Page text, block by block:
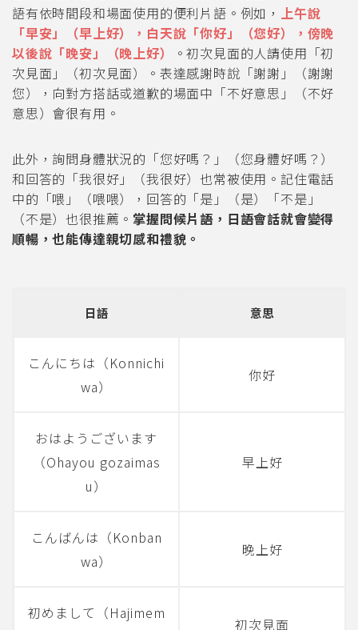
語有依時間段和場面使用的便利片語。例如， 上午說
「早安」（早上好），白天說「你好」（您好），傍晚
以後說「晚安」（晚上好）
。初次見面的人請使用「初
次見面」（初次見面）。表達感謝時說「謝謝」（謝謝
您），向對方搭話或道歉的場面中「不好意思」（不好
意思）會很有用。
此外，詢問身體狀況的「您好嗎？」（您身體好嗎？）
和回答的「我很好」（我很好）也常被使用。記住電話
中的「喂」（喂喂），回答的「是」（是）「不是」
（不是）也很推薦。掌握問候片語，日語會話就會變得
順暢，也能傳達親切感和禮貌。
日語 意思
こんにちは（Konnichi
wa）
你好
おはようございます
（Ohayou gozaimas
u）
早上好
こんばんは（Konban
wa）
晚上好
初めまして（Hajimem
初次見面